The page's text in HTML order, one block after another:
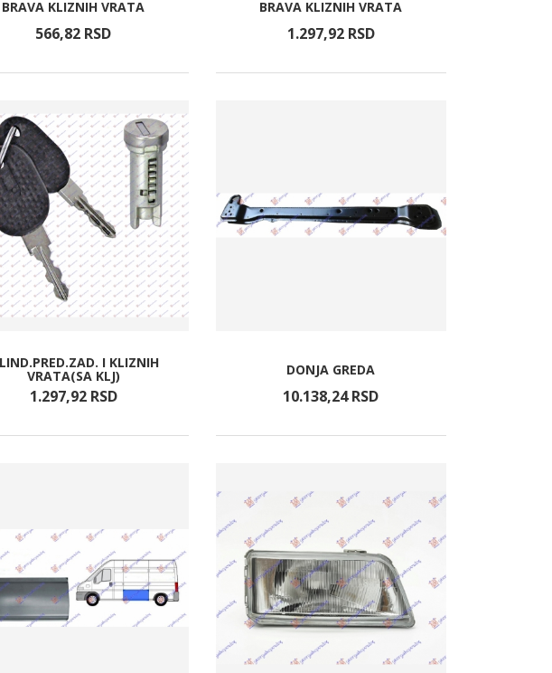
BRAVA KLIZNIH VRATA
566,82 RSD
BRAVA KLIZNIH VRATA
1.297,92 RSD
I KLIZNIH
VRATA(SA KLJ)
1.297,92 RSD
DONJA GREDA
10.138,24 RSD